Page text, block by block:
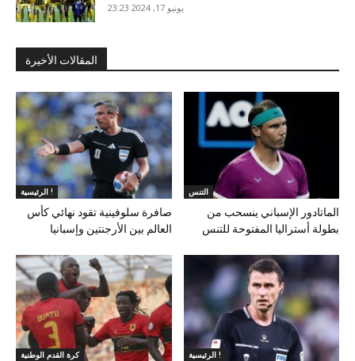
يونيو 17, 2024 23:23
المقالات الأخيرة
الرئيسية !
صافرة سلوفينية تقود نهائي كأس
العالم بين الأرجنتين وإسبانيا
التنس
الماتادور الإسباني ينسحب من
بطولة أستراليا المفتوحة للتنس
كرة القدم الوطنية الرئيسية !